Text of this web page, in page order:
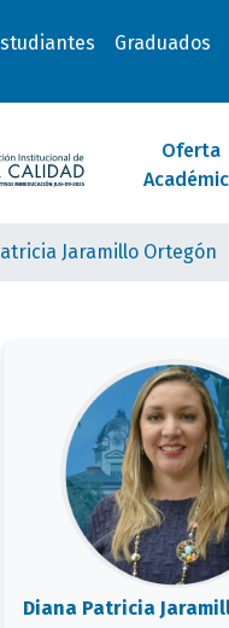
Graduados
Oferta
Jaramillo Ortegón
Diana Patricia